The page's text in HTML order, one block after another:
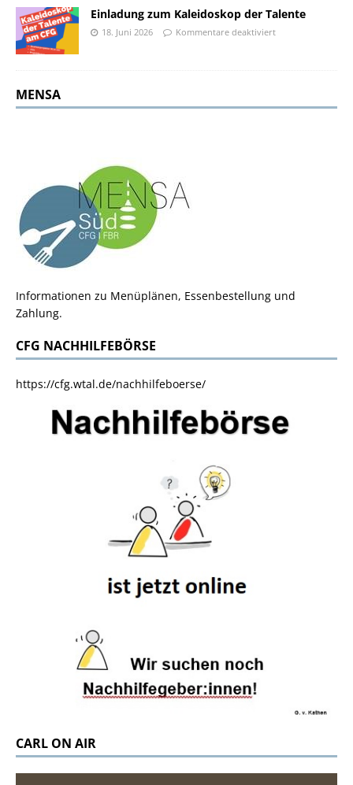
Einladung zum Kaleidoskop der Talente
18. Juni 2026 Kommentare deaktiviert
MENSA
Informationen zu Menüplänen, Essenbestellung und
Zahlung.
CFG NACHHILFEBÖRSE
https://cfg.wtal.de/nachhilfeboerse/
CARL ON AIR